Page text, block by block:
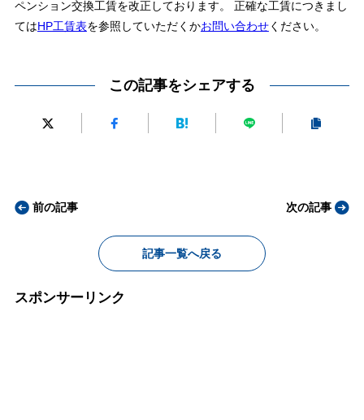
ペンション交換工賃を改正しております。 正確な工賃につきまし
てはHP工賃表を参照していただくかお問い合わせください。
この記事をシェアする
前の記事
記事一覧へ戻る
次の記事
スポンサーリンク